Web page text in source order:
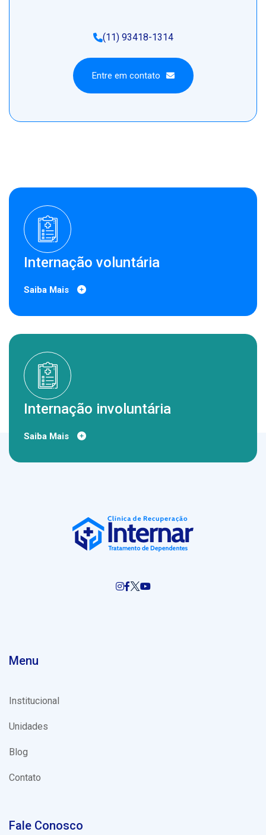
(11) 93418-1314
Entre em contato
Internação voluntária
Saiba Mais
Internação involuntária
Saiba Mais
Menu
Institucional
Unidades
Blog
Contato
Fale Conosco